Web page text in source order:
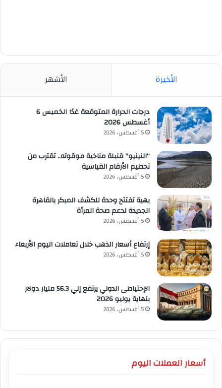
الأخيرة الأشهر
درجات الحرارة المتوقعة غدًا الخميس 6
أغسطس 2026
5 أغسطس، 2026
“النينيو” قنبلة مناخية موقوته.. تقترب من
تحطيم الأرقام القياسية
5 أغسطس، 2026
بهية تفتتح وحدة للكشف المبكر بالقاهرة
الجديدة لدعم صحة المرأة
5 أغسطس، 2026
إرتفاع أسعار الذهب خلال تعاملات اليوم الأربعاء
5 أغسطس، 2026
الإحتياطى الدولي يرتفع إلي 56.3 مليار دولار
بنهاية يوليو 2026
5 أغسطس، 2026
أسعار العملات اليوم